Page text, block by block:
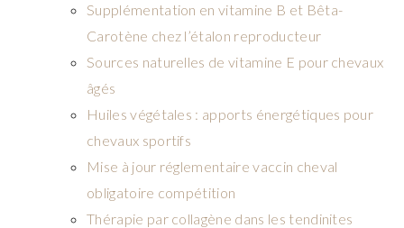
Supplémentation en vitamine B et Bêta-
Carotène chez l’étalon reproducteur
Sources naturelles de vitamine E pour chevaux
âgés
Huiles végétales : apports énergétiques pour
chevaux sportifs
Mise à jour réglementaire vaccin cheval
obligatoire compétition
Thérapie par collagène dans les tendinites